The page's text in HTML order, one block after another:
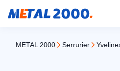
METAL 2000 serrurier